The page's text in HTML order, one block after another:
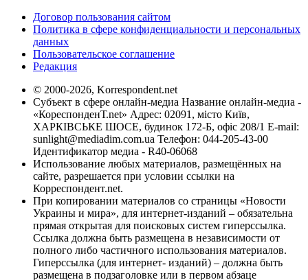
Договор пользования сайтом
Политика в сфере конфиденциальности и персональных
данных
Пользовательское соглашение
Редакция
© 2000-2026, Korrespondent.net
Субъект в сфере онлайн-медиа Название онлайн-медиа -
«КореспонденТ.net» Адрес: 02091, місто Київ,
ХАРКІВСЬКЕ ШОСЕ, будинок 172-Б, офіс 208/1 E-mail:
sunlight@mediadim.com.ua Телефон: 044-205-43-00
Идентификатор медиа - R40-06068
Использование любых материалов, размещённых на
сайте, разрешается при условии ссылки на
Корреспондент.net.
При копировании материалов со страницы «Новости
Украины и мира», для интернет-изданий – обязательна
прямая открытая для поисковых систем гиперссылка.
Ссылка должна быть размещена в независимости от
полного либо частичного использования материалов.
Гиперссылка (для интернет- изданий) – должна быть
размещена в подзаголовке или в первом абзаце